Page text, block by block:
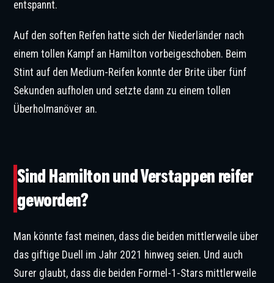
entspannt.
Auf den soften Reifen hatte sich der Niederländer nach
einem tollen Kampf an Hamilton vorbeigeschoben. Beim
Stint auf den Medium-Reifen konnte der Brite über fünf
Sekunden aufholen und setzte dann zu einem tollen
Überholmanöver an.
Sind Hamilton und Verstappen reifer
geworden?
Man könnte fast meinen, dass die beiden mittlerweile über
das giftige Duell im Jahr 2021 hinweg seien. Und auch
Surer glaubt, dass die beiden Formel-1-Stars mittlerweile